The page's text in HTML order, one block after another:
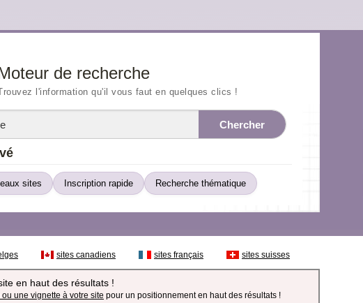
de recherche
l'information qu'il vous faut en quelques clics !
Chercher
sites Inscription rapide Recherche thématique
sites canadiens sites français sites suisses
en haut des résultats !
une vignette à votre site pour un positionnement en haut des résultats !